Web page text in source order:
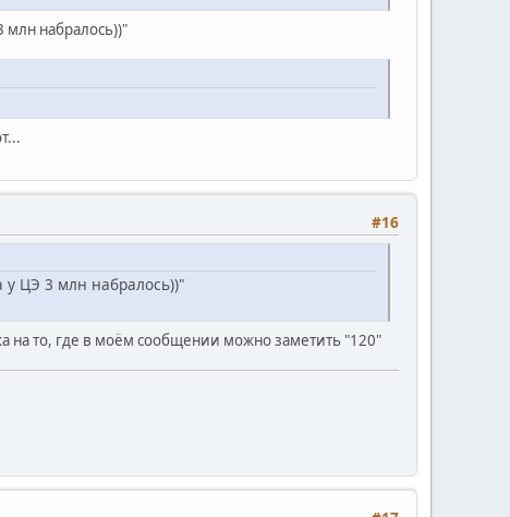
млн набралось))"
#16
у ЦЭ 3 млн набралось))"
на то, где в моём сообщении можно заметить "120"